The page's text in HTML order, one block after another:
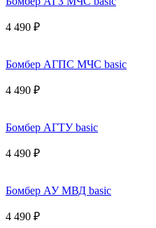
4 490 ₽
Бомбер АГПС МЧС basic
4 490 ₽
Бомбер АГТУ basic
4 490 ₽
Бомбер АУ МВД basic
4 490 ₽